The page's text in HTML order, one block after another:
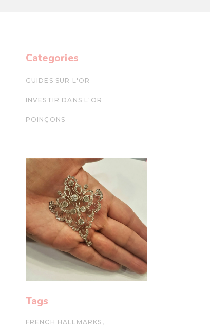
Categories
GUIDES SUR L'OR
INVESTIR DANS L'OR
POINÇONS
Tags
FRENCH HALLMARKS